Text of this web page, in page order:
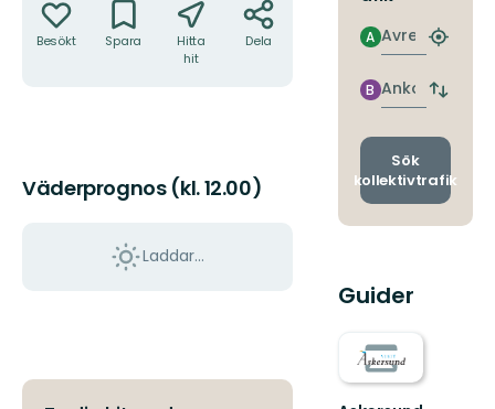
Besökt Spara
Hitta
hit
Dela
Väderprognos (kl. 12.00)
Laddar...
Avresa
A
Hitta
Ankomst
B
Byt
och
Sök
kollektivtrafik
Guider